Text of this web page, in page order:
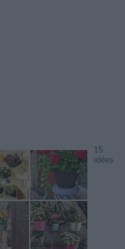
15
idées